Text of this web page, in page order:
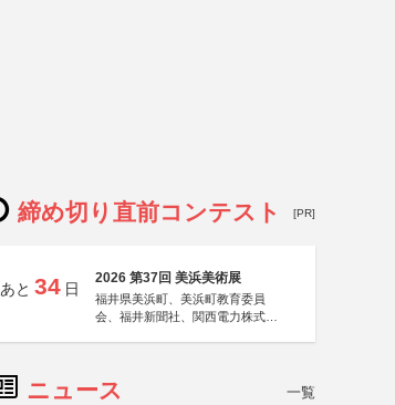
締め切り直前コンテスト [PR]
あと 34 日
2026 第37回 美浜美術展
福井県美浜町、美浜町教育委員
会、福井新聞社、関西電力株式会
ニュース 一覧